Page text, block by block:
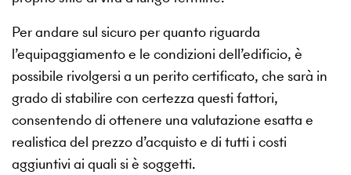
Per andare sul sicuro per quanto riguarda
l’equipaggiamento e le condizioni dell’edificio, è
possibile rivolgersi a un perito certificato, che sarà in
grado di stabilire con certezza questi fattori,
consentendo di ottenere una valutazione esatta e
realistica del prezzo d’acquisto e di tutti i costi
aggiuntivi ai quali si è soggetti.